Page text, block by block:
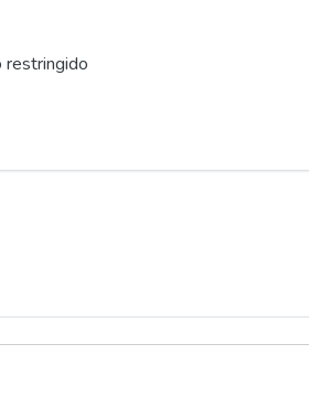
restringido